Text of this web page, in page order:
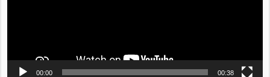
00:00 00:38